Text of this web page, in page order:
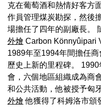
克在葡萄酒和熱情好客方
作員管理煤炭勘探，然後
場擔任了四年的副廠長。
外燴 Carbon Könnyûipari
1989年至1994年間擔任
歷史上新的里程碑。
會，六個地區組織成為商
和公共活動，他被授予匈
外燴 他獲得了科姆洛市頒